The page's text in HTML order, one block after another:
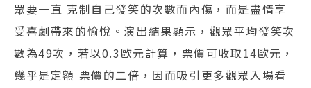
眾要一直 克制自己發笑的次數而內傷，而是盡情享
受喜劇帶來的愉悅。演出結果顯示，觀眾平均發笑次
數為49次，若以0.3歐元計算，票價可收取14歐元，
幾乎是定額 票價的二倍，因而吸引更多觀眾入場看